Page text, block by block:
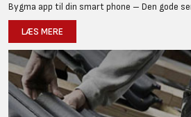
Bygma app til din smart phone – Den gode
LÆS MERE